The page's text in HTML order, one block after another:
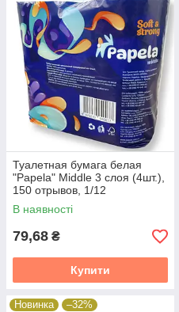
Туалетная бумага белая
"Papela" Middle 3 слоя (4шт.),
150 отрывов, 1/12
В наявності
79,68 ₴
Купити
Новинка –32%